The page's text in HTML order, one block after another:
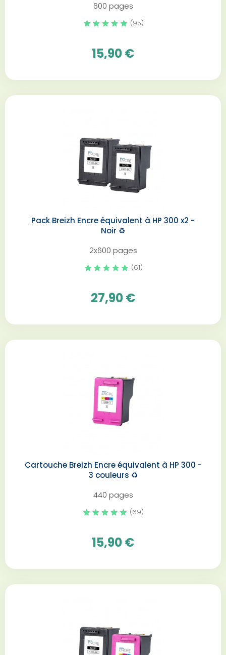
600 pages
(95)
15,90 €
Pack Breizh Encre équivalent à HP 300 x2 -
Noir️ ♻️
2x600 pages
(61)
27,90 €
Cartouche Breizh Encre équivalent à HP 300 -
3 couleurs️ ♻️
440 pages
(69)
15,90 €